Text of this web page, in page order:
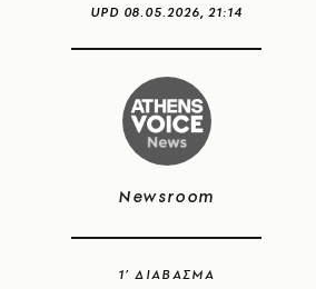
UPD 08.05.2026, 21:14
Newsroom
1’ ΔΙΑΒΑΣΜΑ